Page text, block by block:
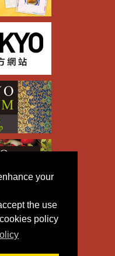
your
the use
policy